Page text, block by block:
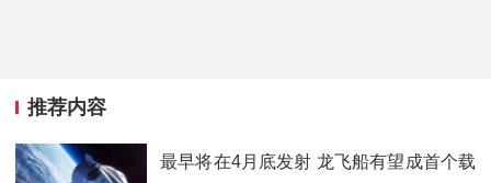
推荐内容
最早将在4月底发射 龙飞船有望成首个载